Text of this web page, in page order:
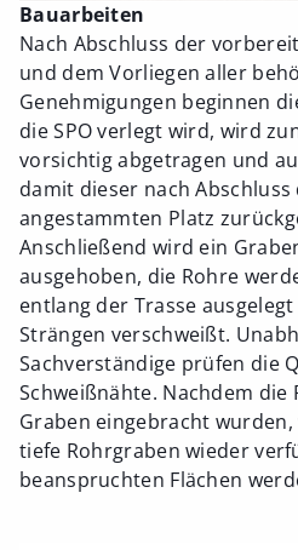
Bauarbeiten
Nach Abschluss der
und dem Vorliegen aller
Genehmigungen beginnen
die SPO verlegt wird, wird
vorsichtig abgetragen und
damit dieser nach
angestammten Platz
Anschließend wird ein
ausgehoben, die Rohre
entlang der Trasse
Strängen verschweißt.
Sachverständige prüfen die
Schweißnähte. Nachdem
Graben eingebracht
tiefe Rohrgraben wieder
beanspruchten Flächen